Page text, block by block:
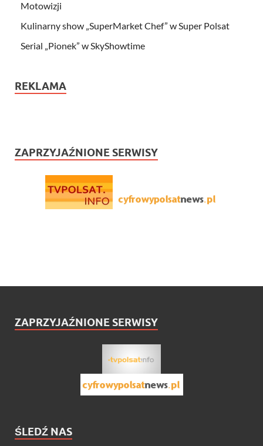
Motowizji
Kulinarny show „SuperMarket Chef” w Super Polsat
Serial „Pionek” w SkyShowtime
REKLAMA
ZAPRZYJAŹNIONE SERWISY
ZAPRZYJAŹNIONE SERWISY
ŚLEDŹ NAS